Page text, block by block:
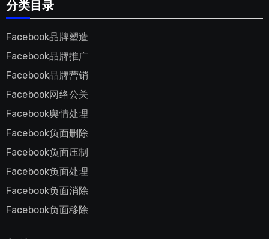
分类目录
Facebook品牌塑造
Facebook品牌推广
Facebook品牌营销
Facebook网络公关
Facebook舆情处理
Facebook负面删除
Facebook负面压制
Facebook负面处理
Facebook负面消除
Facebook负面移除